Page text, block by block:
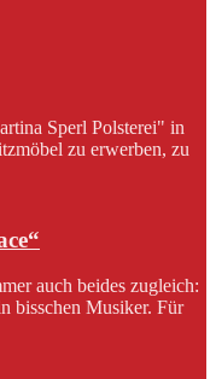
Sperl Polsterei" in
zu erwerben, zu
auch beides zugleich:
bisschen Musiker. Für